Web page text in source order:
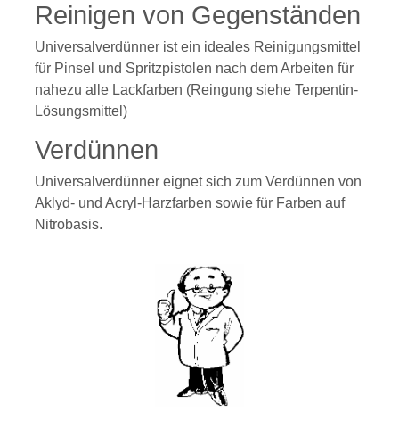
Reinigen von Gegenständen
Universalverdünner ist ein ideales Reinigungsmittel
für Pinsel und Spritzpistolen nach dem Arbeiten für
nahezu alle Lackfarben (Reingung siehe Terpentin-
Lösungsmittel)
Verdünnen
Universalverdünner eignet sich zum Verdünnen von
Aklyd- und Acryl-Harzfarben sowie für Farben auf
Nitrobasis.